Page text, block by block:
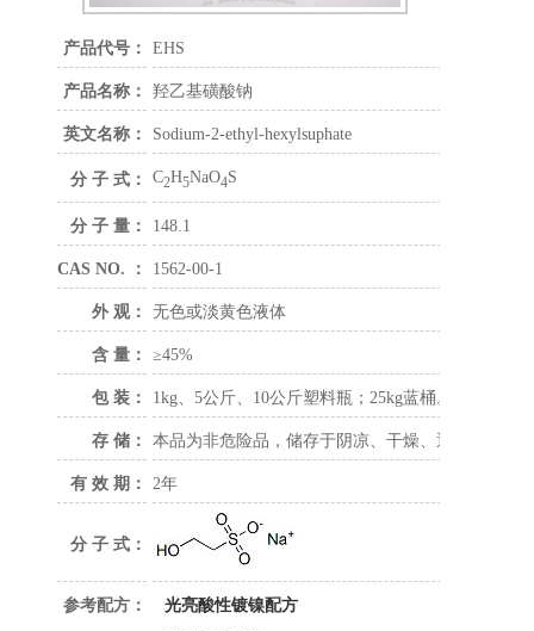
镀镍添加剂
镀铬添加剂
镀锌添加剂
镀锡添加剂
精细化学品
联系方式
产品代号： EHS
产品名称： 羟乙基磺酸钠
英文名称： Sodium-2-ethyl-hexylsuphate
分 子 式： C2H5NaO4S
分 子 量： 148.1
CAS NO. ： 1562-00-1
外 观： 无色或淡黄色液体
含 量： ≥45%
包 装： 1kg、5公斤、10公斤塑料瓶；25kg蓝桶。
存 储： 本品为非危险品，储存于阴凉、干燥、通风的区域
有 效 期： 2年
分 子 式：
参考配方：
光亮酸性镀镍配方